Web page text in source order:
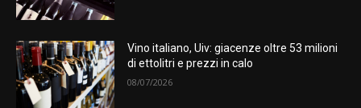
Vino italiano, Uiv: giacenze oltre 53 milioni
di ettolitri e prezzi in calo
08/07/2026